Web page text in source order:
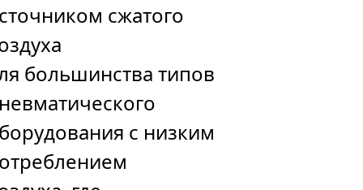
сжатого
большинства типов
с низким